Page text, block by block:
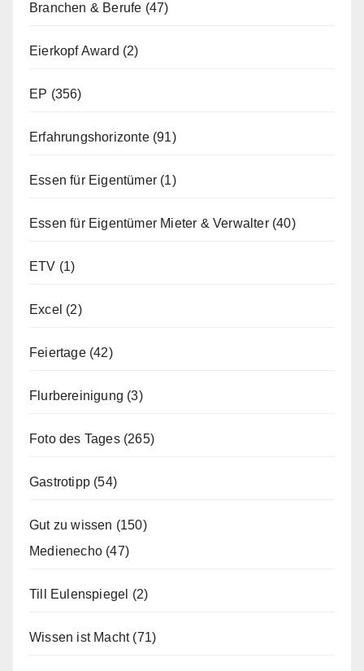
Branchen & Berufe (47)
Eierkopf Award (2)
EP (356)
Erfahrungshorizonte(91)
Essen für Eigentümer (1)
Essen für Eigentümer Mieter & Verwalter(40)
ETV (1)
Excel (2)
Feiertage(42)
Flurbereinigung (3)
Foto des Tages(265)
Gastrotipp (54)
Gut zu wissen (150)
Medienecho (47)
Till Eulenspiegel (2)
Wissen ist Macht(71)